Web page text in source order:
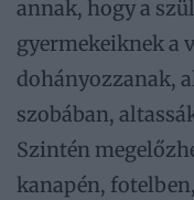
annak, hogy a
gyermekeiknek a
dohányozzanak,
szobában,
Szintén
kanapén,